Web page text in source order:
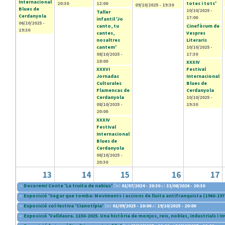
Internacional
Blues de
Cerdanyola
06/10/2025 -
19:30
20:30
12:00
Taller
infantil 'Jo
canto, tu
cantes,
nosaltres
cantem'
08/10/2025 -
18:00
XXXVI
Jornadas
Culturales
Flamencas de
Cerdanyola
08/10/2025 -
20:00
XXXIV
Festival
Internacional
Blues de
Cerdanyola
08/10/2025 -
20:30
09/10/2025 - 19:30
totes i tots'
10/10/2025 -
17:00
Cinefòrum de
Vespres
Literaris
10/10/2025 -
17:30
XXXIV
Festival
Internacional
Blues de
Cerdanyola
10/10/2025 -
19:30
13 14 15 16 17
« Decorem! Conte 'La truita de nabius' Del 01/07/2024 - 20:30al 31/08/2026 - 20:30
« Exposició 'Segur que tomba: Moviments i accions de lluita antifranquista (1960-
« Exposició col·lectiva 'Cianotípia' Del 01/09/2025 - 10:00al 19/10/2025 - 20:00
« Exposició 'Valldaura. 1150-2025. Una història de monjos, reis, nobles, industrials i